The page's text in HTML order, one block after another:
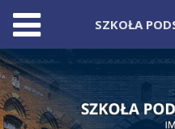
Skip
to
content
SZKOŁA